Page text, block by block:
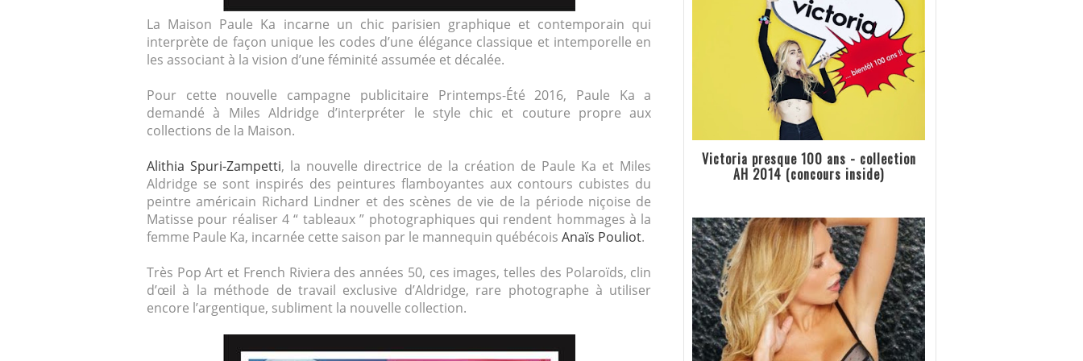
La Maison Paule Ka incarne un chic parisien graphique et contemporain qui
interprète de façon unique les codes d’une élégance classique et intemporelle en
les associant à la vision d’une féminité assumée et décalée.
Pour cette nouvelle campagne publicitaire Printemps-Été 2016, Paule Ka a
demandé à Miles Aldridge d’interpréter le style chic et couture propre aux
collections de la Maison.
Alithia Spuri-Zampetti, la nouvelle directrice de la création de Paule Ka et Miles
Aldridge se sont inspirés des peintures flamboyantes aux contours cubistes du
peintre américain Richard Lindner et des scènes de vie de la période niçoise de
Matisse pour réaliser 4 “ tableaux ” photographiques qui rendent hommages à la
femme Paule Ka, incarnée cette saison par le mannequin québécois Anaïs Pouliot.
Très Pop Art et French Riviera des années 50, ces images, telles des Polaroïds, clin
d’œil à la méthode de travail exclusive d’Aldridge, rare photographe à utiliser
encore l’argentique, subliment la nouvelle collection.
Victoria presque 100 ans - collection
AH 2014 (concours inside)